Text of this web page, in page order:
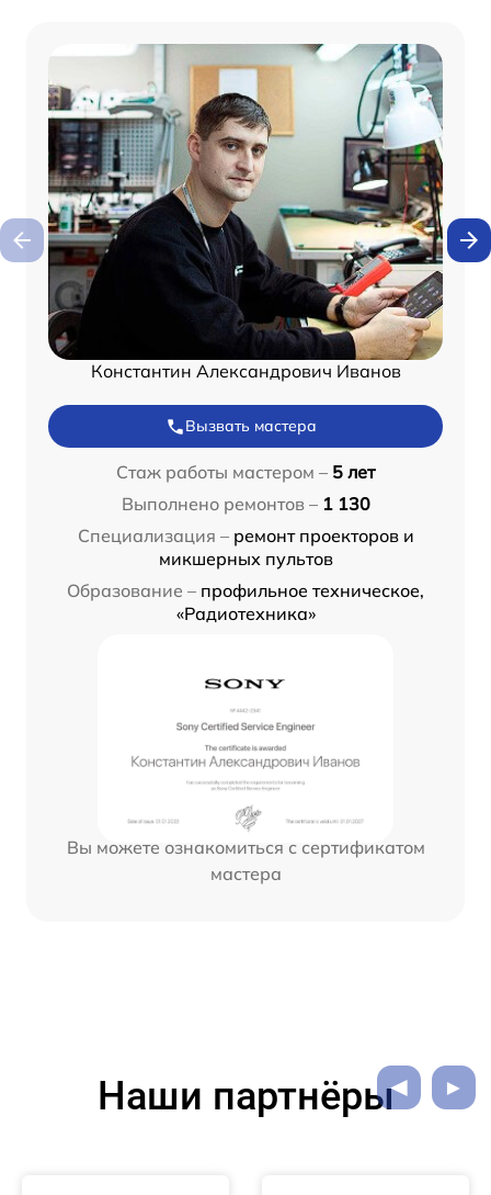
Константин Александрович Иванов
Вызвать мастера
Стаж работы мастером – 5 лет
Выполнено ремонтов – 1 130
Специализация – ремонт проекторов и
микшерных пультов
Образование – профильное техническое,
«Радиотехника»
Вы можете ознакомиться с сертификатом
мастера
Наши партнёры